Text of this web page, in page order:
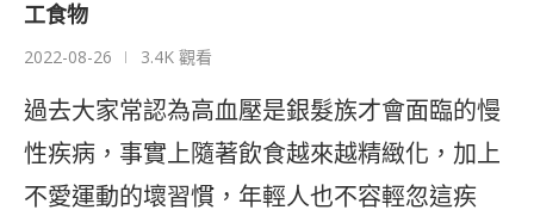
工食物
2022-08-26 3.4K 觀看
過去大家常認為高血壓是銀髮族才會面臨的慢
性疾病，事實上隨著飲食越來越精緻化，加上
不愛運動的壞習慣，年輕人也不容輕忽這疾